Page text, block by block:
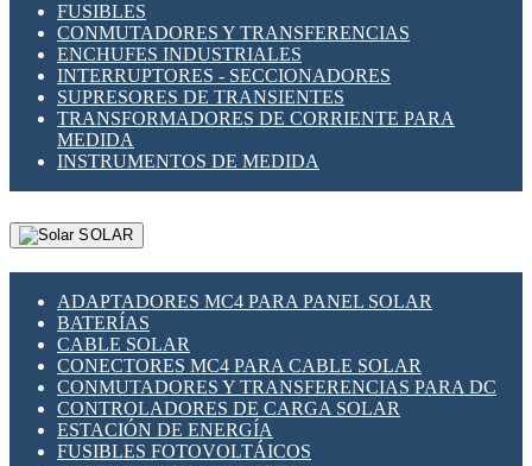
FUSIBLES
CONMUTADORES Y TRANSFERENCIAS
ENCHUFES INDUSTRIALES
INTERRUPTORES - SECCIONADORES
SUPRESORES DE TRANSIENTES
TRANSFORMADORES DE CORRIENTE PARA
MEDIDA
INSTRUMENTOS DE MEDIDA
SOLAR
ADAPTADORES MC4 PARA PANEL SOLAR
BATERÍAS
CABLE SOLAR
CONECTORES MC4 PARA CABLE SOLAR
CONMUTADORES Y TRANSFERENCIAS PARA DC
CONTROLADORES DE CARGA SOLAR
ESTACIÓN DE ENERGÍA
FUSIBLES FOTOVOLTÁICOS